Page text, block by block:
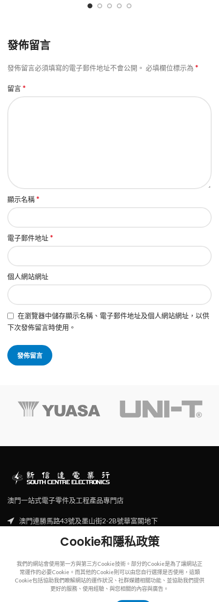
發佈留言
發佈留言必須填寫的電子郵件地址不會公開。 必填欄位標示為 *
留言*
顯示名稱*
電子郵件地址*
個人網站網址
在瀏覽器中儲存顯示名稱、電子郵件地址及個人網站網址，以供
下次發佈留言時使用。
澳門一站式電子零件及工程產品專門店
澳門連勝馬路43號及墨山街2-2B號華富閣地下
2023SOUTH CENTRE ELECTRIONCISAll rights reserved.
Cookie和隱私政策
我們的網站會使用第一方與第三方Cookie技術。部分的Cookie是為了讓網站正
常運作的必要Cookie。而其他的Cookie則可以由您自行選擇是否使用，這類
Cookie包括協助我們瞭解網站的運作狀況、社群媒體相關功能、並協助我們提供
更好的服務、使用經驗、與您相關的內容與廣告。